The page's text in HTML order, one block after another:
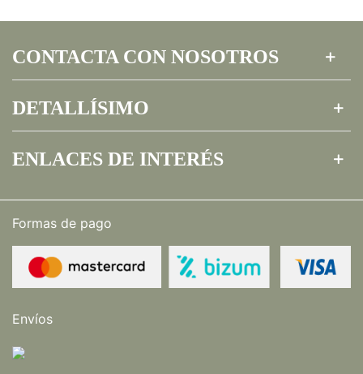
CONTACTA CON NOSOTROS
DETALLÍSIMO
ENLACES DE INTERÉS
Formas de pago
Envíos